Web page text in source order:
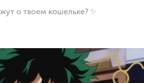
о твоем кошельке? ✨